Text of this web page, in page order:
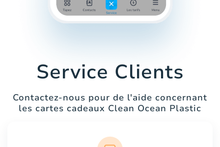
Service Clients
Contactez-nous pour de l'aide concernant
les cartes cadeaux Clean Ocean Plastic